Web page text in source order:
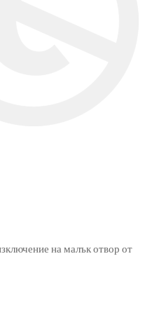
на малък отвор от